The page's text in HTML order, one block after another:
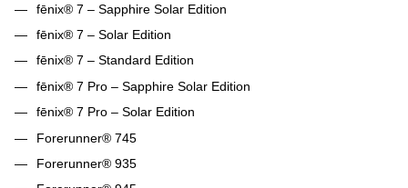
fēnix® 7 – Sapphire Solar Edition
fēnix® 7 – Solar Edition
fēnix® 7 – Standard Edition
fēnix® 7 Pro – Sapphire Solar Edition
fēnix® 7 Pro – Solar Edition
Forerunner® 745
Forerunner® 935